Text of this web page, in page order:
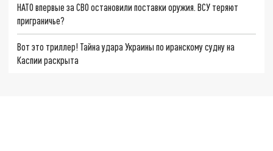
НАТО впервые за СВО остановили поставки оружия. ВСУ теряют
приграничье?
Вот это триллер! Тайна удара Украины по иранскому судну на
Каспии раскрыта